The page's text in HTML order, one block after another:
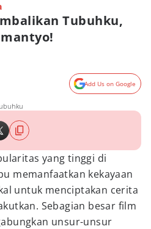
Tubuhku,
Add Us on Google
yang tinggi di
memanfaatkan kekayaan
untuk menciptakan cerita
Sebagian besar film
unsur-unsur